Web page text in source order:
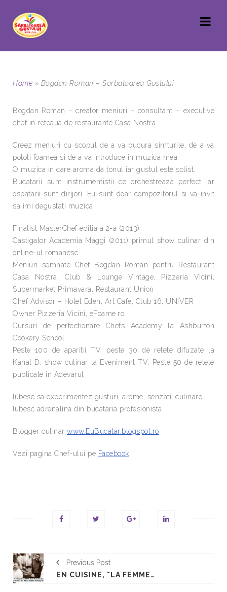
Home » Bogdan Roman – Sarbatoarea Gustului
Bogdan Roman – creator meniuri – consultant – executive
chef in reteaua de restaurante Casa Nostra
Creez meniuri cu scopul de a va bucura simturile, de a va
potoli foamea si de a va introduce in muzica mea.
O muzica in care aroma da tonul iar gustul este solist.
Bucatarii sunt instrumentistii ce orchestreaza perfect iar
ospatarii sunt dirijori. Eu sunt doar compozitorul si va invit
sa imi degustati muzica.
Finalist MasterChef editia a 2-a (2013)
Castigator Academia Maggi (2011) primul show culinar din
online-ul romanesc
Meniuri semnate Chef Bogdan Roman pentru Restaurant
Casa Nostra, Club & Lounge Vintage, Pizzeria Vicini,
Supermarket Primavara, Restaurant Union
Chef Advisor – Hotel Eden, Art Cafe, Club 16, UNIVER
Owner Pizzeria Vicini, eFoame.ro
Cursuri de perfectionare Chefs Academy la Ashburton
Cookery School
Peste 100 de aparitii TV, peste 30 de retete difuzate la
Kanal D, show culinar la Eveniment TV, Peste 50 de retete
publicate in Adevarul
Iubesc sa experimentez gusturi, arome, senzatii culinare.
Iubesc adrenalina din bucataria profesionista.
Blogger culinar www.EuBucatar.blogspot.ro
Vezi pagina Chef-ului pe Facebook
Previous Post
EN CUISINE, "LA FEMME EST À VENIR EN SOMME ! "